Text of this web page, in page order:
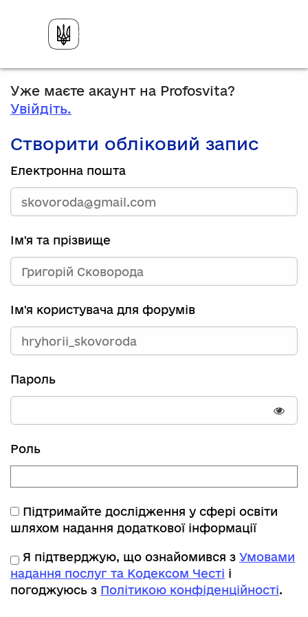
Уже маєте акаунт на Profosvita?
Увійдіть.
Створити обліковий запис
Електронна пошта
Ім'я та прізвище
Ім'я користувача для форумів
Пароль
Роль
Підтримайте дослідження у сфері освіти
шляхом надання додаткової інформації
Я підтверджую, що ознайомився з Умовами
надання послуг та Кодексом Честі і
погоджуюсь з Політикою конфіденційності.